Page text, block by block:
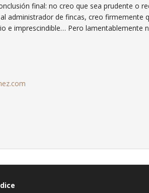
final: no creo que sea prudente o
administrador de fincas, creo firmemente
e imprescindible… Pero lamentablemente
dice